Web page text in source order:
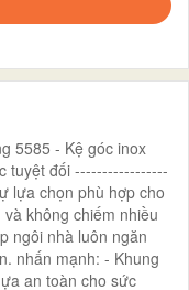
5585 - Kệ góc inox
tuyệt đối -----------------
lựa chọn phù hợp cho
không chiếm nhiều
ngôi nhà luôn ngăn
nhấn mạnh: - Khung
an toàn cho sức